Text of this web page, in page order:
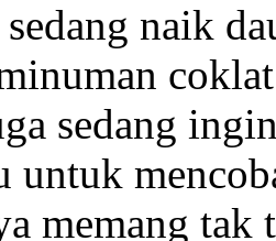
naik
sedang
untuk
memang tak